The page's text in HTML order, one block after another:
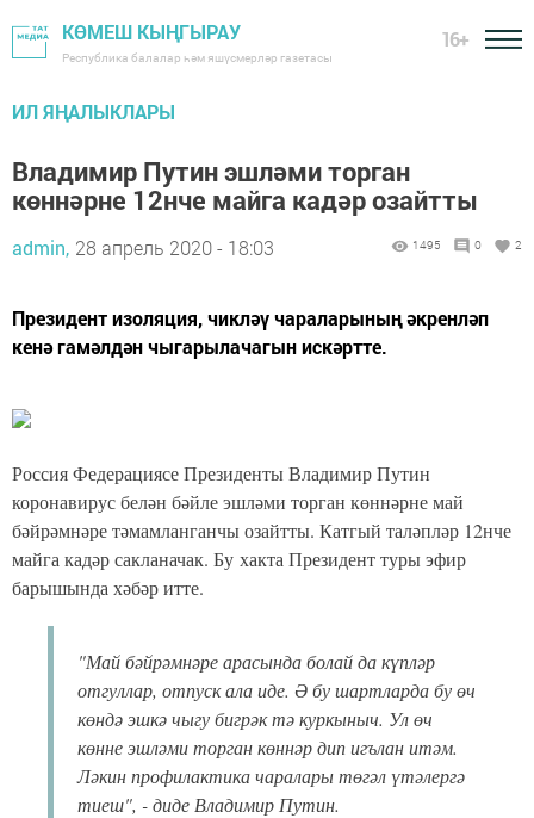
КӨМЕШ КЫҢГЫРАУ
Республика балалар һәм яшүсмерләр газетасы
16+
ИЛ ЯҢАЛЫКЛАРЫ
Владимир Путин эшләми торган
көннәрне 12нче майга кадәр озайтты
admin, 28 апрель 2020 - 18:03 1495 0 2
Президент изоляция, чикләү чараларының әкренләп
кенә гамәлдән чыгарылачагын искәртте.
Россия Федерациясе Президенты Владимир Путин
коронавирус белән бәйле эшләми торган көннәрне май
бәйрәмнәре тәмамланганчы озайтты. Катгый таләпләр 12нче
майга кадәр сакланачак. Бу хакта Президент туры эфир
барышында хәбәр итте.
"Май бәйрәмнәре арасында болай да күпләр
отгуллар, отпуск ала иде. Ә бу шартларда бу өч
көндә эшкә чыгу бигрәк тә куркыныч. Ул өч
көнне эшләми торган көннәр дип игълан итәм.
Ләкин профилактика чаралары төгәл үтәлергә
тиеш", - диде Владимир Путин.